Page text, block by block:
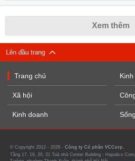
Xem thêm
Lên đầu trang
Trang chủ
Xã hội
Kinh doanh Sống
© Copyright 2012 - 2026 - Công ty Cổ phần VCCorp.
Tầng 17, 19, 20, 21 Toà nhà Center Building - Hapulico